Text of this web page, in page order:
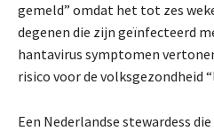
gemeld” omdat het tot zes
degenen die zijn geïnfecteerd
hantavirus symptomen
risico voor de volksgezondheid
Een Nederlandse stewardess